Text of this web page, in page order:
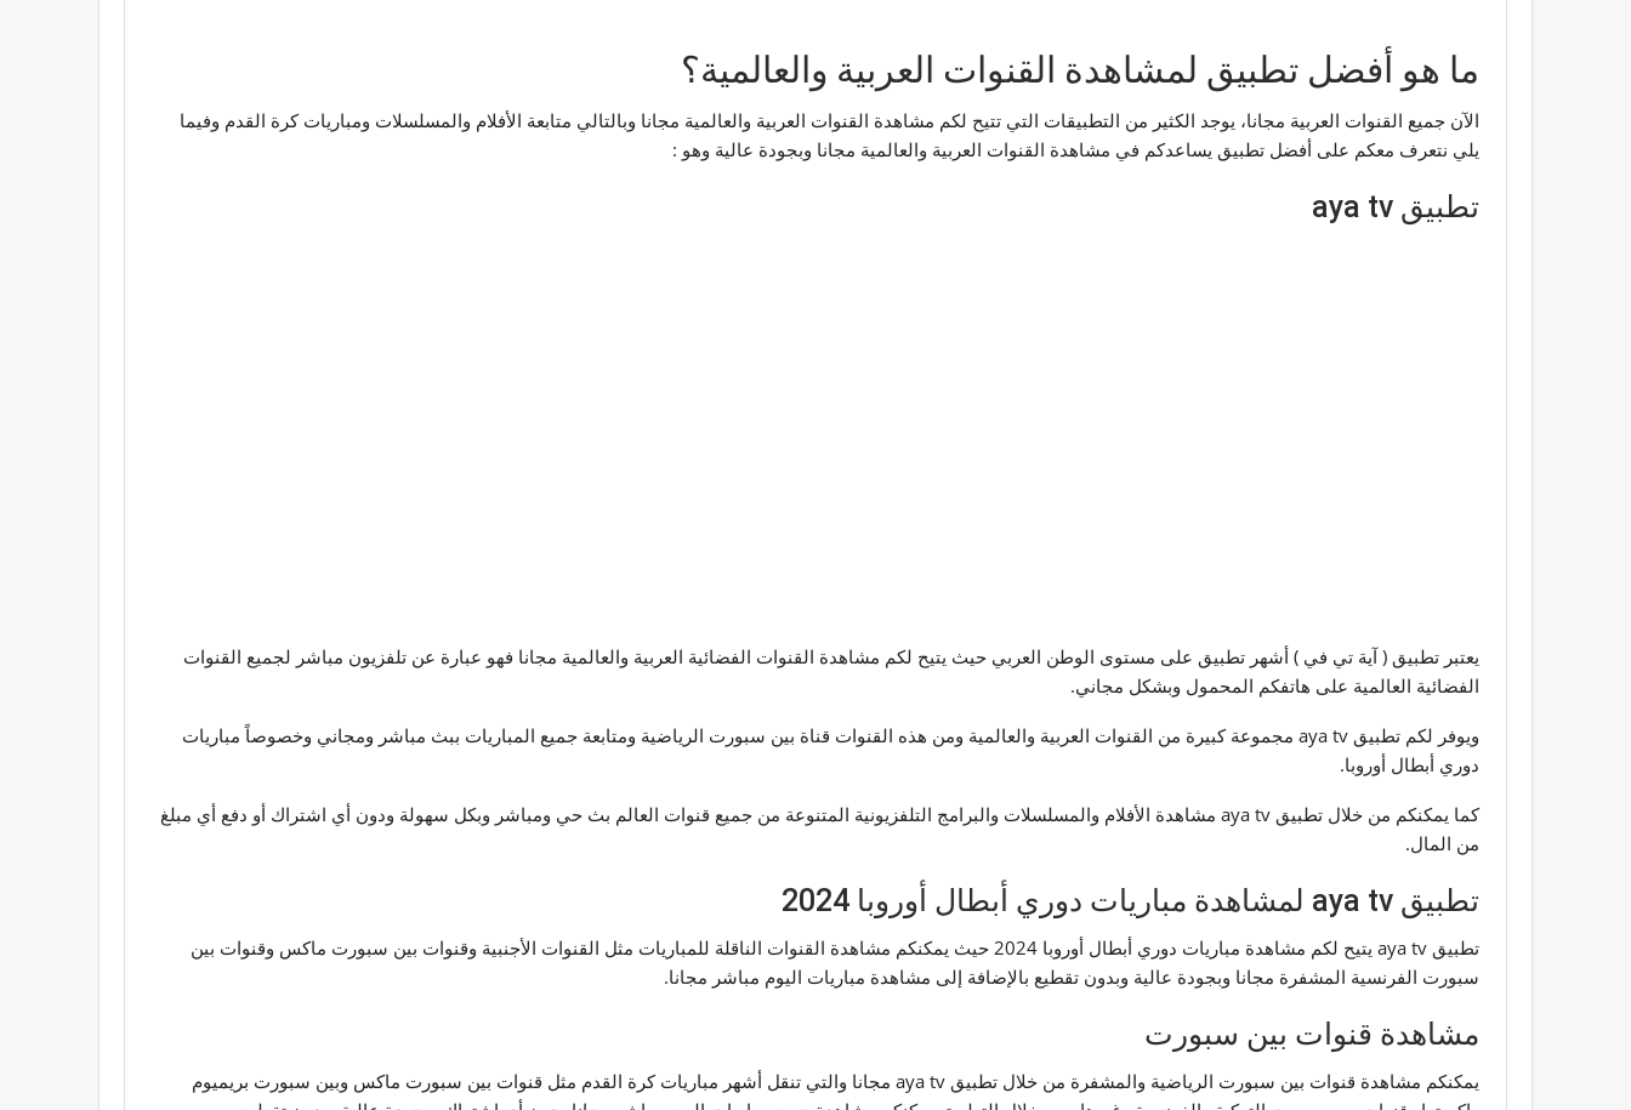
ما هو أفضل تطبيق لمشاهدة القنوات العربية والعالمية؟
الآن جميع القنوات العربية مجانا، يوجد الكثير من التطبيقات التي تتيح لكم مشاهدة القنوات العربية والعالمية مجانا وبالتالي متابعة الأفلام والمسلسلات ومباريات كرة القدم وفيما
يلي نتعرف معكم على أفضل تطبيق يساعدكم في مشاهدة القنوات العربية والعالمية مجانا وبجودة عالية وهو :
تطبيق aya tv
يعتبر تطبيق ( آية تي في ) أشهر تطبيق على مستوى الوطن العربي حيث يتيح لكم مشاهدة القنوات الفضائية العربية والعالمية مجانا فهو عبارة عن تلفزيون مباشر لجميع القنوات
الفضائية العالمية على هاتفكم المحمول وبشكل مجاني.
ويوفر لكم تطبيق aya tv مجموعة كبيرة من القنوات العربية والعالمية ومن هذه القنوات قناة بين سبورت الرياضية ومتابعة جميع المباريات ببث مباشر ومجاني وخصوصاً مباريات
دوري أبطال أوروبا.
كما يمكنكم من خلال تطبيق aya tv مشاهدة الأفلام والمسلسلات والبرامج التلفزيونية المتنوعة من جميع قنوات العالم بث حي ومباشر وبكل سهولة ودون أي اشتراك أو دفع أي مبلغ
من المال.
تطبيق aya tv لمشاهدة مباريات دوري أبطال أوروبا 2024
تطبيق aya tv يتيح لكم مشاهدة مباريات دوري أبطال أوروبا 2024 حيث يمكنكم مشاهدة القنوات الناقلة للمباريات مثل القنوات الأجنبية وقنوات بين سبورت ماكس وقنوات بين
سبورت الفرنسية المشفرة مجانا وبجودة عالية وبدون تقطيع بالإضافة إلى مشاهدة مباريات اليوم مباشر مجانا.
مشاهدة قنوات بين سبورت
يمكنكم مشاهدة قنوات بين سبورت الرياضية والمشفرة من خلال تطبيق aya tv مجانا والتي تنقل أشهر مباريات كرة القدم مثل قنوات بين سبورت ماكس وبين سبورت بريميوم